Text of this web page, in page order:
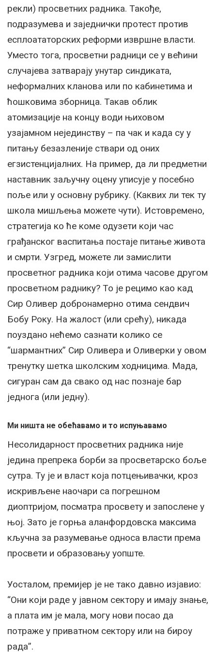
рекли) просветних радника. Такође,
подразумева и заједнички протест против
есплоататорских реформи извршне власти.
Уместо тога, просветни радници се у већини
случајева затварају унутар синдиката,
неформалних кланова или по кабинетима и
ћошковима зборница. Такав облик
атомизације на концу води њиховом
узајамном нејединству – па чак и када су у
питању безазленије ствари од оних
егзистенцијалних. На пример, да ли предметни
наставник заључну оцену уписује у посебно
поље или у основну рубрику. (Каквих ли тек ту
школа мишљења можете чути). Истовремено,
стратегија ко ће коме одузети који час
грађанског васпитања постаје питање живота
и смрти. Узгред, можете ли замислити
просветног радника који отима часове другом
просветном раднику? То је рецимо као кад
Сир Оливер добронамерно отима сендвич
Бобу Року. На жалост (или срећу), никада
поуздано нећемо сазнати колико се
“шармантних” Сир Оливера и Оливерки у овом
тренутку шетка школским ходницима. Мада,
сигуран сам да свако од нас познаје бар
једнога (или једну).
Ми ништа не обећавамо и то испуњавамо
Несолидарност просветних радника није
једина препрека борби за просветарско боље
сутра. Ту је и власт која потцењивачки, кроз
искривљене наочари са погрешном
диоптријом, посматра просвету и запослене у
њој. Зато је горња аланфордовска максима
кључна за разумевање односа власти према
просвети и образовању уопште.
Уосталом, премијер је не тако давно изјавио:
“Они који раде у јавном сектору и имају знање,
а плата им је мала, могу нови посао да
потраже у приватном сектору или на бироу
рада”.